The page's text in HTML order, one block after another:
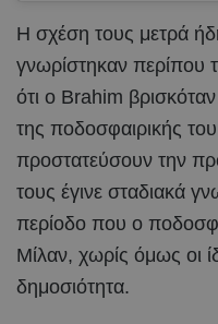
Η σχέση τους μετρά
γνωρίστηκαν περίπου
ότι ο Brahim
της ποδοσφαιρικής
προστατεύσουν την
τους έγινε σταδιακά
περίοδο που ο
Μίλαν, χωρίς όμως οι
δημοσιότητα.